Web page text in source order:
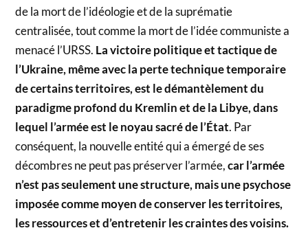
de la mort de l’idéologie et de la suprématie
centralisée, tout comme la mort de l’idée communiste a
menacé l’URSS. La victoire politique et tactique de
l’Ukraine, même avec la perte technique temporaire
de certains territoires, est le démantèlement du
paradigme profond du Kremlin et de la Libye, dans
lequel l’armée est le noyau sacré de l’État. Par
conséquent, la nouvelle entité qui a émergé de ses
décombres ne peut pas préserver l’armée,car l’armée
n’est pas seulement une structure, mais une psychose
imposée comme moyen de conserver les territoires,
les ressources et d’entretenir les craintes des voisins.